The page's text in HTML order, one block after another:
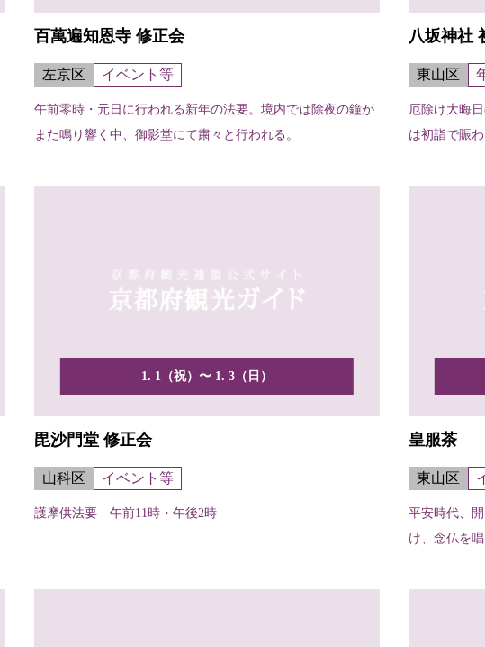
百萬遍知恩寺 修正会
左京区 イベント等
午前零時・元日に行われる新年の法要。境内では除夜の鐘が
また鳴り響く中、御影堂にて粛々と行われる。
八坂神社
東山区
厄除け大晦
は初詣で賑わ
1. 1（祝）〜 1. 3（日）
毘沙門堂 修正会
山科区 イベント等
護摩供法要 午前11時・午後2時
皇服茶
東山区
平安時代、
け、念仏を